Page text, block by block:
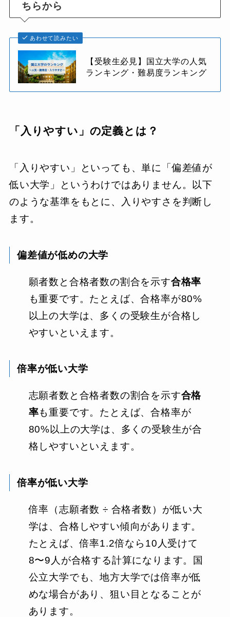
ちらから
あわせて読みたい
【受験生必見】国立大学の人気
ランキング・難易度ランキング
「入りやすい」の定義とは？
「入りやすい」といっても、単に「偏差値が
低い大学」というわけではありません。以下
のような基準をもとに、入りやすさを判断し
ます。
偏差値が低めの大学
願者数と合格者数の割合を示す合格率
も重要です。たとえば、合格率が80%
以上の大学は、多くの受験生が合格し
やすいといえます。
倍率が低い大学
志願者数と合格者数の割合を示す合格
率も重要です。たとえば、合格率が
80%以上の大学は、多くの受験生が合
格しやすいといえます。
倍率が低い大学
倍率（志願者数 ÷ 合格者数）が低い大
学は、合格しやすい傾向があります。
たとえば、倍率1.2倍なら10人受けて
8〜9人が合格する計算になります。国
公立大学でも、地方大学では倍率が低
めな場合があり、狙い目となることが
あります。